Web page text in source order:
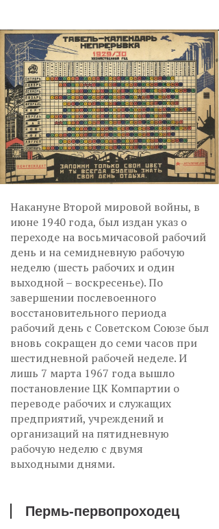
Накануне Второй мировой войны, в
июне 1940 года, был издан указ о
переходе на восьмичасовой рабочий
день и на семидневную рабочую
неделю (шесть рабочих и один
выходной – воскресенье). По
завершении послевоенного
восстановительного периода
рабочий день с Советском Союзе был
вновь сокращен до семи часов при
шестидневной рабочей неделе. И
лишь 7 марта 1967 года вышло
постановление ЦК Компартии о
переводе рабочих и служащих
предприятий, учреждений и
организаций на пятидневную
рабочую неделю с двумя
выходными днями.
Пермь-первопроходец